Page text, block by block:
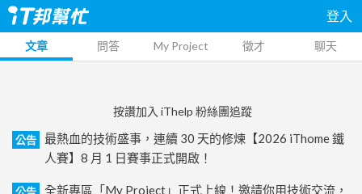
登入
文章 問答 My Project 徵才 聊天
按讚加入 iThelp 粉絲團追蹤
公告
最熱血的技術盛事，連續 30 天的修煉【2026 iThome 鐵
人賽】8 月 1 日賽事正式開啟！
全新專區「My Project」正式上線！邀請你用技術交流，